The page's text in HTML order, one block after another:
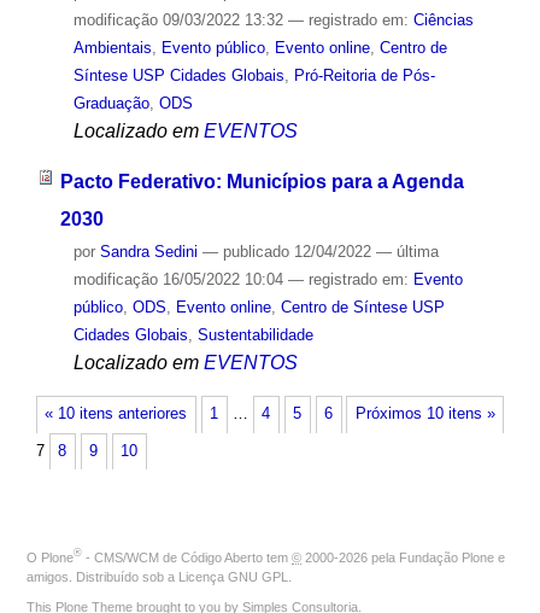
modificação09/03/2022 13:32 — registrado em: Ciências
Ambientais
Evento público, Evento online, Centro de
Síntese USP Cidades Globais
Pró-Reitoria de Pós-
Graduação, ODS
Localizado em EVENTOS
Pacto Federativo: Municípios para a Agenda
2030
por Sandra Sedini — publicado12/04/2022 — última
modificação16/05/2022 10:04 — registrado em: Evento
público, ODS, Evento online, Centro de Síntese USP
Cidades Globais, Sustentabilidade
Localizado em EVENTOS
« 10 itens anteriores Próximos 10 itens »
1 … 4 5 6
7 8 9 10
O Plone® - CMS/WCM de Código Aberto tem © 2000-2026 pela Fundação Plone e
amigos. Distribuído sob a Licença GNU GPL
This Plone Theme brought to you by Simples Consultoria